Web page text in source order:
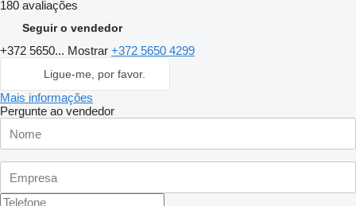
180 avaliações
Seguir o vendedor
+372 5650... Mostrar +372 5650 4299
Ligue-me, por favor.
Mais informações
Pergunte ao vendedor